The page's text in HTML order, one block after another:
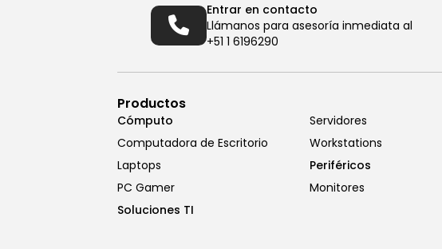
Entrar en contacto
Llámanos para asesoría inmediata al
+51 1 6196290
Productos
Cómputo
Computadora de Escritorio
Laptops
PC Gamer
Soluciones TI
Servidores
Workstations
Periféricos
Monitores